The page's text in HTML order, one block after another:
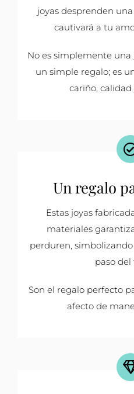
joyas desprenden
cautivará a tu
No es simplemente una
un simple regalo; es
cariño,
Un regalo
Estas joyas
materiales
perduren,
paso
Son el regalo perfecto
afecto de